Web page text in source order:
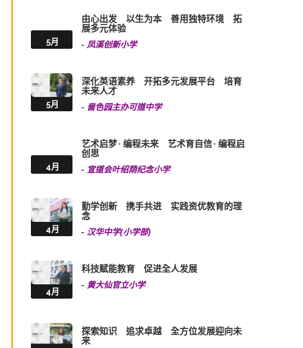
5月
由心出发 以生为本 善用独特环境 拓
展多元体验
-凤溪创新小学
5月
深化英语素养 开拓多元发展平台 培育
未来人才
- 啬色园主办可道中学
4月
艺术启梦 · 编程未来 艺术育自信 · 编程启
创思
- 宣道会叶绍荫纪念小学
4月
勤学创新 携手共进 实践资优教育的理
念
- 汉华中学(小学部)
4月
科技赋能教育 促进全人发展
- 黄大仙官立小学
探索知识 追求卓越 全方位发展迎向未
来